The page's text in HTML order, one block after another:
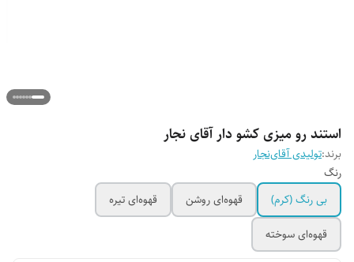
استند رو میزی کشو دار آقای نجار
برند:تولیدی آقای‌نجار
رنگ
بی رنگ‌ (کرم)
قهوه‌ای روشن
قهوه‌ای تیره
قهوه‌ای سوخته